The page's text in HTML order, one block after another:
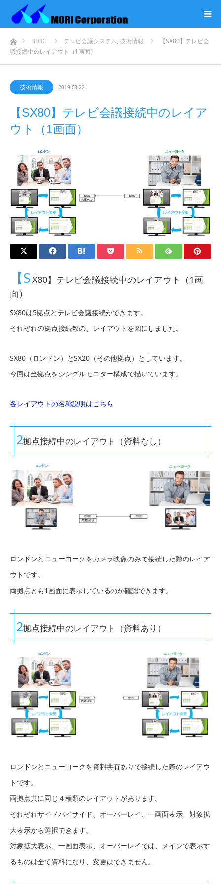
ホームBLOG テレビ会議システム, 技術情報
【SX80】テレビ会
議接続中のレイアウト（1画面）
技術情報 2019.08.22
【SX80】テレビ会議接続中のレイア
ウト（1画面）
【SX80】テレビ会議接続中のレイアウト（1画
面）
SX80は5拠点とテレビ会議接続ができます。
それぞれの拠点接続数の、レイアウトを図にしました。
SX80（ロンドン）とSX20（その他拠点）としています。
今回は全拠点をシングルモニター構成で描いています。
各レイアウトの名称説明はこちら
2拠点接続中のレイアウト（資料なし）
ロンドンとニューヨークをカメラ映像のみで接続した際のレイア
ウトです。
両拠点とも1画面に表示しているのが確認できます。
2拠点接続中のレイアウト（資料あり）
ロンドンとニューヨークを資料共有ありで接続した際のレイアウ
トです。
両拠点共に同じ４種類のレイアウトがあります。
それぞれサイドバイサイド、オーバーレイ、一画面表示、対象拡
大表示から選択できます。
対象拡大表示、一画面表示、オーバーレイでは、メインで表示す
るものは全て資料になり、変更はできません。